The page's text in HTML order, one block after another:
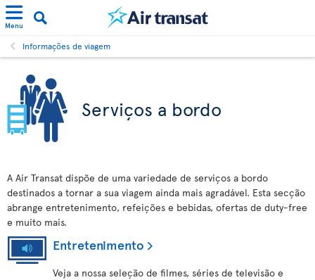
Menu
Informações de viagem
Serviços a bordo
A Air Transat dispõe de uma variedade de serviços a bordo
destinados a tornar a sua viagem ainda mais agradável. Esta secção
abrange entretenimento, refeições e bebidas, ofertas de duty-free
e muito mais.
Entretenimento
Veja a nossa seleção de filmes, séries de televisão e